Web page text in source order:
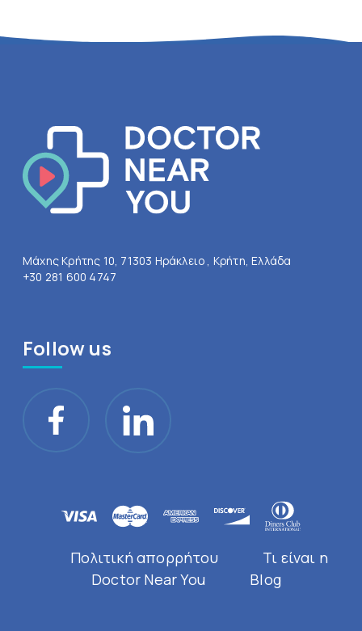
Μάχης Κρήτης 10, 71303 Ηράκλειο , Κρήτη, Ελλάδα
+30 281 600 4747
Follow us
Πολιτική απορρήτου
Τι είναι η
Doctor Near You
Blog